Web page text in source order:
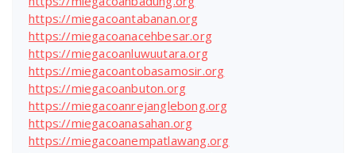
https://miegacoantabanan.org
https://miegacoanacehbesar.org
https://miegacoanluwuutara.org
https://miegacoantobasamosir.org
https://miegacoanbuton.org
https://miegacoanrejanglebong.org
https://miegacoanasahan.org
https://miegacoanempatlawang.org